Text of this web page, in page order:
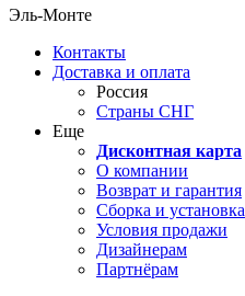
Эль-Монте
Контакты
Доставка и оплата
Россия
Страны СНГ
Еще
Дисконтная карта
О компании
Возврат и гарантия
Сборка и установка
Условия продажи
Дизайнерам
Партнёрам